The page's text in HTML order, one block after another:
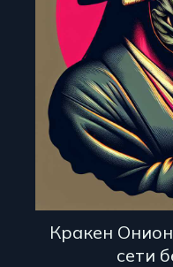
Кракен
сети